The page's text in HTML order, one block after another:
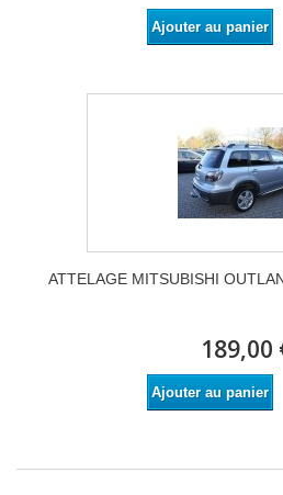
Ajouter au panier
ATTELAGE MITSUBISHI
189,00
Ajouter au panier